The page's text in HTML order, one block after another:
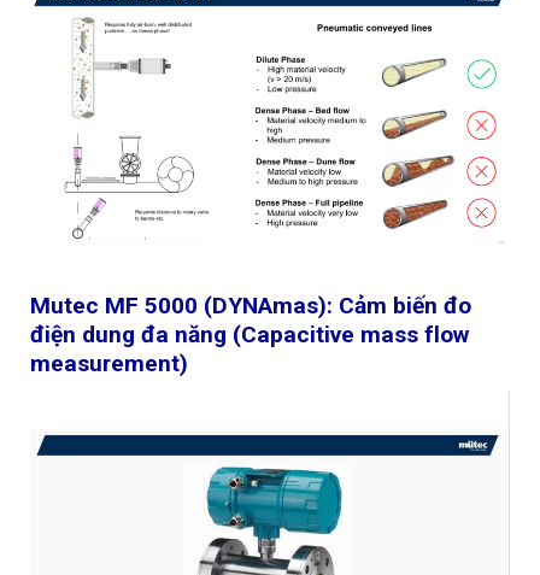
Mutec MF 5000 (DYNAmas): Cảm biến đo
điện dung đa năng (Capacitive mass flow
measurement)